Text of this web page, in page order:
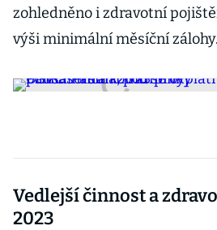
zohledněno i zdravotní
výši minimální měsíční zálohy.
Vedlejší činnost a
2023